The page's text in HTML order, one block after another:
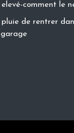
comment le
de rentrer
garage